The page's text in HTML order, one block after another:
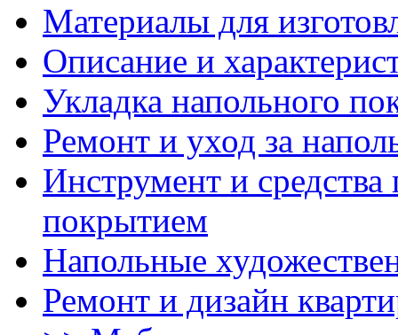
Материалы для
Описание и
Укладка напольного
Ремонт и уход за
Инструмент и
покрытием
Напольные
Ремонт и дизайн